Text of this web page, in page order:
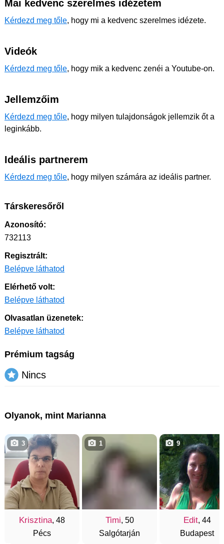
Mai kedvenc szerelmes idézetem
Kérdezd meg tőle, hogy mi a kedvenc szerelmes idézete.
Videók
Kérdezd meg tőle, hogy mik a kedvenc zenéi a Youtube-on.
Jellemzőim
Kérdezd meg tőle, hogy milyen tulajdonságok jellemzik őt a
leginkább.
Ideális partnerem
Kérdezd meg tőle, hogy milyen számára az ideális partner.
Társkeresőről
Azonosító:
732113
Regisztrált:
Belépve láthatod
Elérhető volt:
Belépve láthatod
Olvasatlan üzenetek:
Belépve láthatod
Prémium tagság
Nincs
Olyanok, mint Marianna
Krisztina, 48
Pécs
3
Timi, 50
Salgótarján
1
Edit, 44
Budapest
9